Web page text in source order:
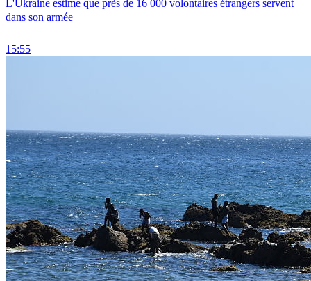
L'Ukraine estime que près de 16 000 volontaires étrangers servent
dans son armée
15:55